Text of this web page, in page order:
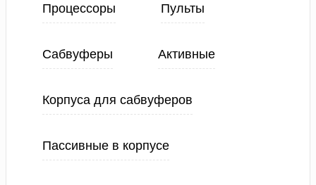
Процессоры Пульты
Сабвуферы Активные
Корпуса для сабвуферов
Пассивные в корпусе